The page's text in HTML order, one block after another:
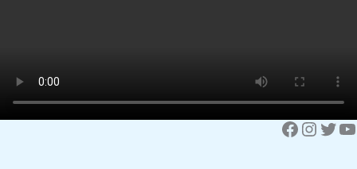
Facebook Instagram Twitter YouTube